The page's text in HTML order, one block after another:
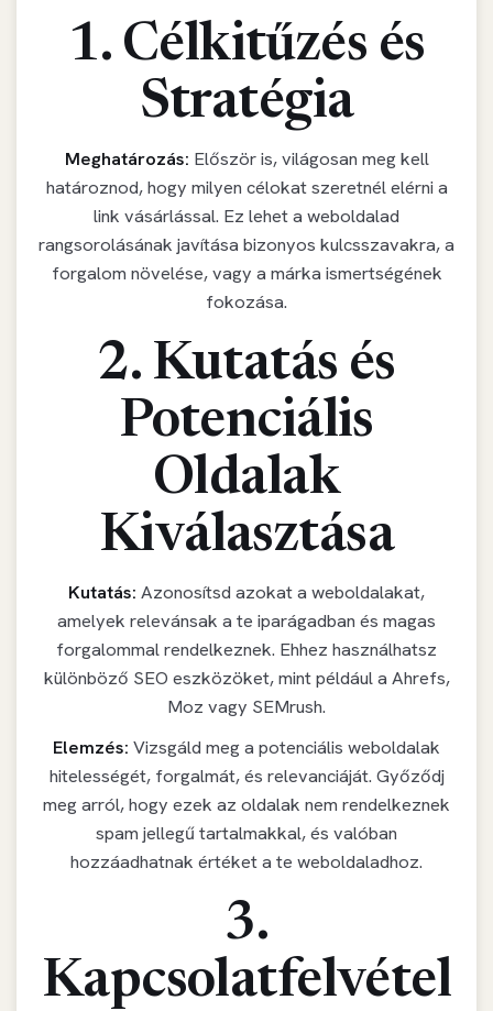
1. Célkitűzés és
Stratégia
Meghatározás: Először is, világosan meg kell
határoznod, hogy milyen célokat szeretnél elérni a
link vásárlással. Ez lehet a weboldalad
rangsorolásának javítása bizonyos kulcsszavakra, a
forgalom növelése, vagy a márka ismertségének
fokozása.
2. Kutatás és
Potenciális
Oldalak
Kiválasztása
Kutatás: Azonosítsd azokat a weboldalakat,
amelyek relevánsak a te iparágadban és magas
forgalommal rendelkeznek. Ehhez használhatsz
különböző SEO eszközöket, mint például a Ahrefs,
Moz vagy SEMrush.
Elemzés: Vizsgáld meg a potenciális weboldalak
hitelességét, forgalmát, és relevanciáját. Győződj
meg arról, hogy ezek az oldalak nem rendelkeznek
spam jellegű tartalmakkal, és valóban
hozzáadhatnak értéket a te weboldaladhoz.
3.
Kapcsolatfelvétel